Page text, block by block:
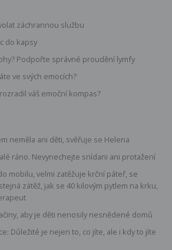
záchrannou službu
do kapsy
Podpořte správné proudění lymfy
ve svých emocích?
váš emoční kompas?
neměla ani děti, svěřuje se Helena
ráno. Nevynechejte snídani ani protažení
mobilu, velmi zatěžuje krční páteř, se
zátěž, jak se 40 kilovým pytlem na krku,
aby je děti nenosily nesnědené domů
Důležité je nejen to, co jíte, ale i kdy to jíte